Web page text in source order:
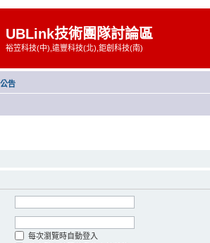
UBLink技術團隊討論區
裕笠科技(中),遠豐科技(北),鉅創科技(南)
告
每次瀏覽時自動登入